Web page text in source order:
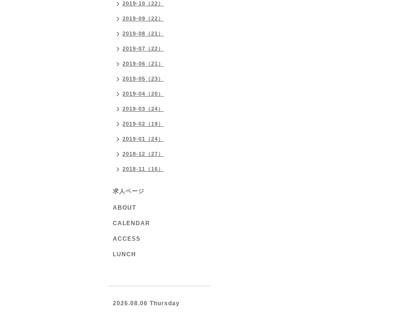
2019-10（22）
2019-09（22）
2019-08（21）
2019-07（22）
2019-06（21）
2019-05（23）
2019-04（20）
2019-03（24）
2019-02（19）
2019-01（24）
2018-12（27）
2018-11（16）
求人ページ
ABOUT
CALENDAR
ACCESS
LUNCH
2026.08.06 Thursday